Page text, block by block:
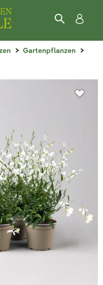
Gartenpflanzen